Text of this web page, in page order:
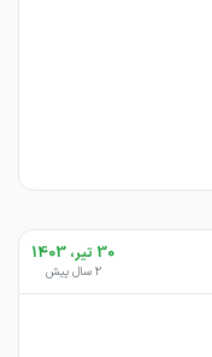
30 تیر، 1403
2 سال پیش